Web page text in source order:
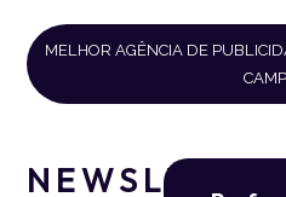
MELHOR AGÊNCIA DE
NEWSLETTER